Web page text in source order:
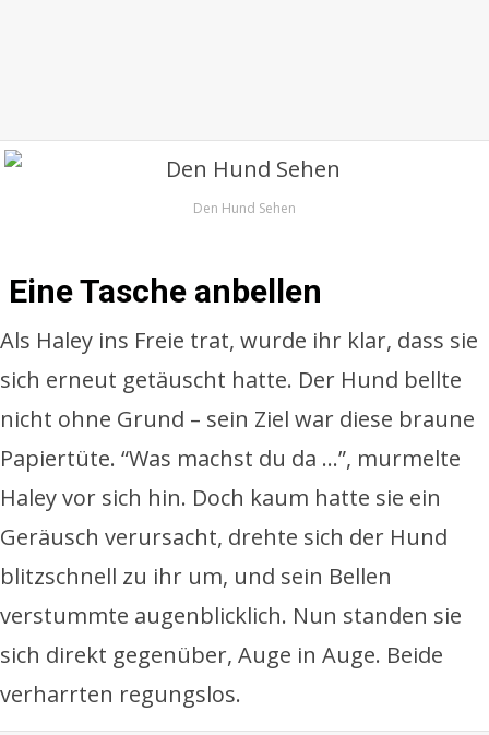
Den Hund Sehen
Eine Tasche anbellen
Als Haley ins Freie trat, wurde ihr klar, dass sie
sich erneut getäuscht hatte. Der Hund bellte
nicht ohne Grund – sein Ziel war diese braune
Papiertüte. “Was machst du da …”, murmelte
Haley vor sich hin. Doch kaum hatte sie ein
Geräusch verursacht, drehte sich der Hund
blitzschnell zu ihr um, und sein Bellen
verstummte augenblicklich. Nun standen sie
sich direkt gegenüber, Auge in Auge. Beide
verharrten regungslos.